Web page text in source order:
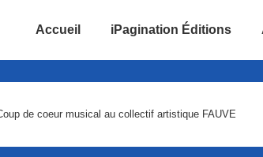
Accueil iPagination Éditions
de coeur musical au collectif artistique FAUVE